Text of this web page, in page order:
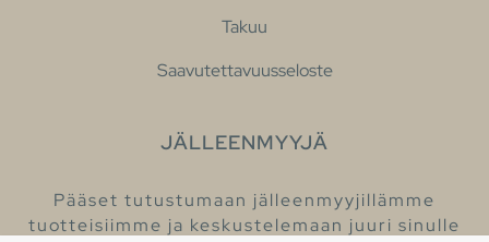
Takuu
Saavutettavuusseloste
JÄLLEENMYYJÄ
Pääset tutustumaan jälleenmyyjillämme
tuotteisiimme ja keskustelemaan juuri sinulle